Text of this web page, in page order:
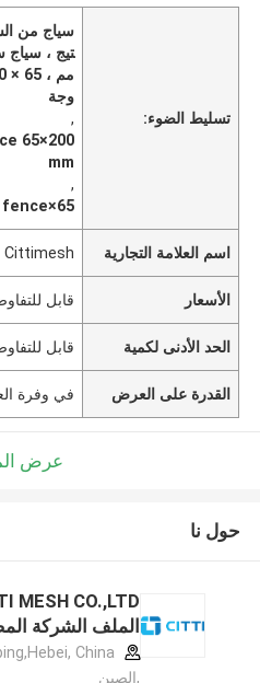
تسليط الضوء:
سياج من
وجة
,
65×200
mm
,
65×200mm double wire mesh fence
اسم العلامة التجارية Cittimesh
الأسعار قابل
الحد الأدنى لكمية قابل
القدرة على العرض في وفرة
عرض
حول نا
MESH CO.,LTD
الملف الشركة
,الصين